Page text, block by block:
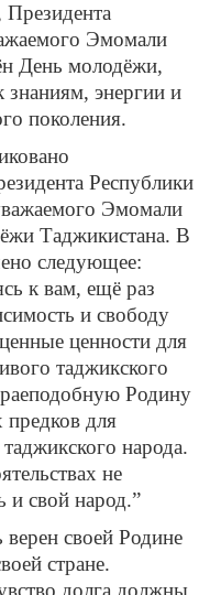
Эмомали
День молодёжи,
знаниям, энергии и
поколения.
Республики
Эмомали
Таджикистана. В
следующее:
к вам, ещё раз
и свободу
ценности для
таджикского
Родину
предков для
народа.
не
и свой народ.”
своей Родине
стране.
долга должны